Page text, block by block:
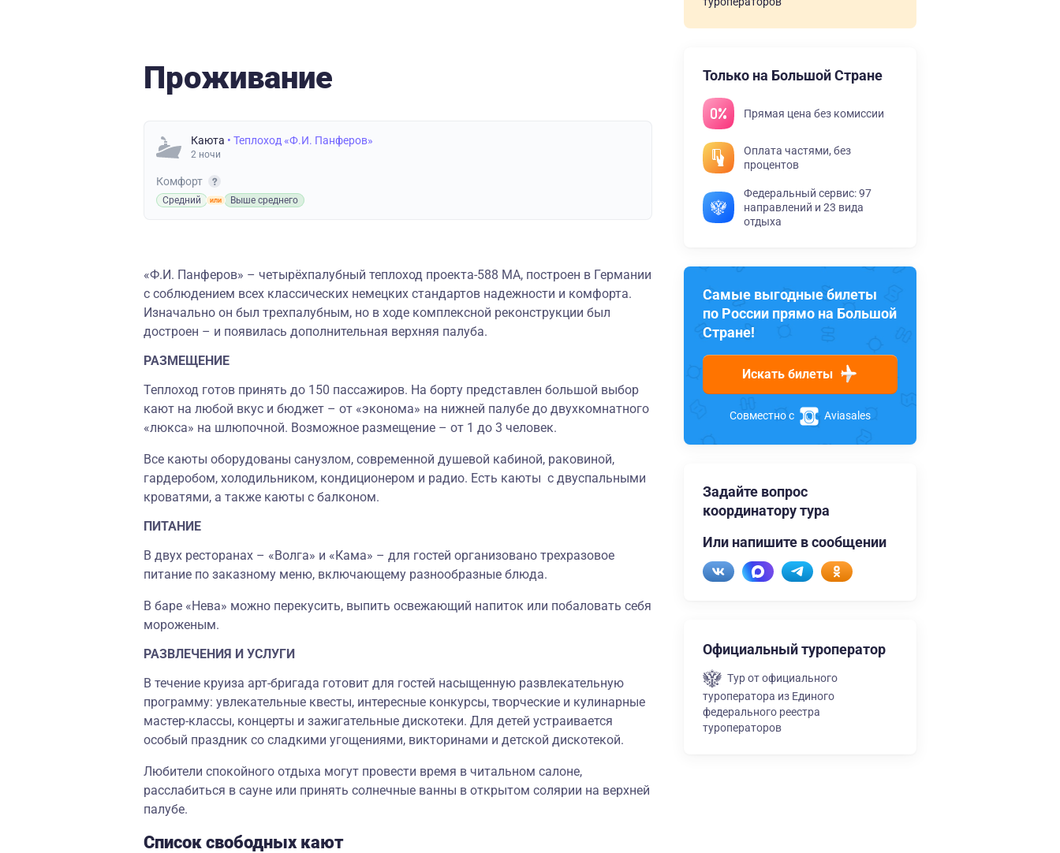
Проживание
Каюта • Теплоход «Ф.И. Панферов»
2 ночи
Комфорт
Средний Выше среднего
«Ф.И. Панферов» – четырёхпалубный теплоход проекта-588 МА, построен в Германии
с соблюдением всех классических немецких стандартов надежности и комфорта.
Изначально он был трехпалубным, но в ходе комплексной реконструкции был
достроен – и появилась дополнительная верхняя палуба.
РАЗМЕЩЕНИЕ
Теплоход готов принять до 150 пассажиров. На борту представлен большой выбор
кают на любой вкус и бюджет – от «эконома» на нижней палубе до двухкомнатного
«люкса» на шлюпочной. Возможное размещение – от 1 до 3 человек.
Все каюты оборудованы санузлом, современной душевой кабиной, раковиной,
гардеробом, холодильником, кондиционером и радио. Есть каюты с двуспальными
кроватями, а также каюты с балконом.
ПИТАНИЕ
В двух ресторанах – «Волга» и «Кама» – для гостей организовано трехразовое
питание по заказному меню, включающему разнообразные блюда.
В баре «Нева» можно перекусить, выпить освежающий напиток или побаловать себя
мороженым.
РАЗВЛЕЧЕНИЯ И УСЛУГИ
В течение круиза арт-бригада готовит для гостей насыщенную развлекательную
программу: увлекательные квесты, интересные конкурсы, творческие и кулинарные
мастер-классы, концерты и зажигательные дискотеки. Для детей устраивается
особый праздник со сладкими угощениями, викторинами и детской дискотекой.
Любители спокойного отдыха могут провести время в читальном салоне,
расслабиться в сауне или принять солнечные ванны в открытом солярии на верхней
палубе.
Список свободных кают
Только на Большой Стране
Прямая цена без комиссии
Оплата частями, без
процентов
Федеральный сервис: 97
направлений и 23 вида
отдыха
Самые выгодные билеты
по России прямо на Большой
Стране!
Искать билеты
Совместно с Aviasales
Задайте вопрос
координатору тура
Или напишите в сообщении
Официальный туроператор
Тур от официального
туроператора из Единого
федерального реестра
туроператоров